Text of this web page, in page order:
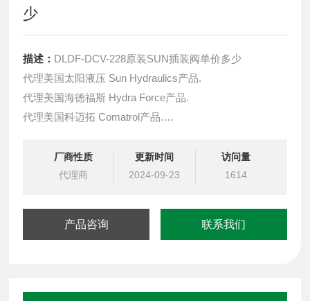
少
描述： DLDF-DCV-228原装SUN插装阀单价多少
代理美国太阳液压 Sun Hydraulics产品.
代理美国海德福斯 Hydra Force产品.
代理美国科迈拓 Comatrol产品.
提供油路系统设计,油路块设计,阀块设计与选型
液压油缸，经销力士乐、派克、中国台湾北部等液压元件
厂商性质
代理商
更新时间
2024-09-23
访问量
1614
产品咨询 联系我们